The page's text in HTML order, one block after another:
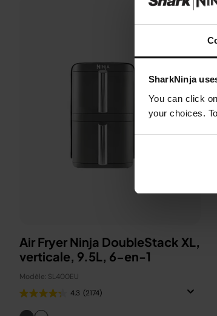
SharkNinja
You can click
your choices.
Air Fryer Ninja DoubleStack XL,
verticale, 9.5L, 6-en-1
Modèle: SL400EU
4.3 (2174)